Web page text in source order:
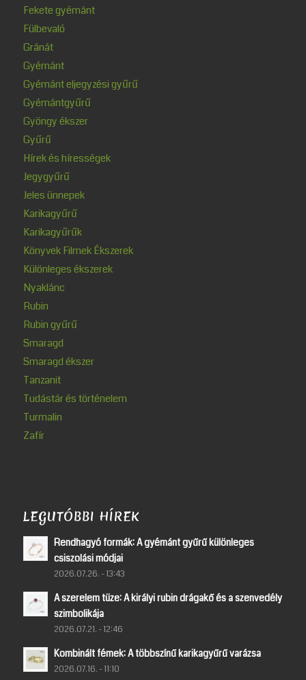
Fekete gyémánt
Fülbevaló
Gránát
Gyémánt
Gyémánt eljegyzési gyűrű
Gyémántgyűrű
Gyöngy ékszer
Gyűrű
Hírek és hírességek
Jegygyűrű
Jeles ünnepek
Karikagyűrű
Karikagyűrűk
Könyvek Filmek Ékszerek
Különleges ékszerek
Nyaklánc
Rubin
Rubin gyűrű
Smaragd
Smaragd ékszer
Tanzanit
Tudástár és történelem
Turmalin
Zafír
LEGUTÓBBI HÍREK
Rendhagyó formák: A gyémánt gyűrű különleges
csiszolási módjai
2026.07.26. - 13:43
A szerelem tüze: A királyi rubin drágakő és a szenvedély
szimbolikája
2026.07.21. - 12:46
Kombinált fémek: A többszínű karikagyűrű varázsa
2026.07.16. - 11:10